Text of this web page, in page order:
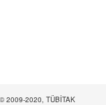
© 2009-2020, TÜBİTAK